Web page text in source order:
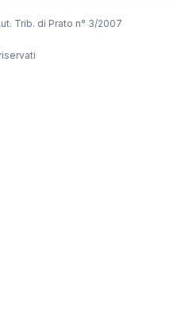
Trib. di Prato n° 3/2007